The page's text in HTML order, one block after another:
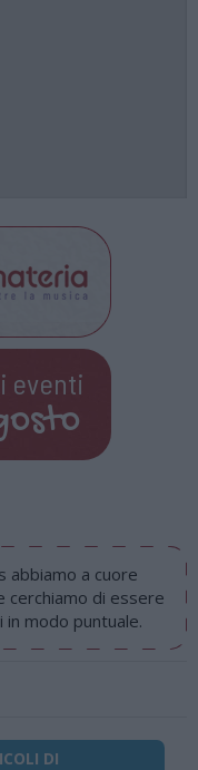
eventi
abbiamo a cuore
di essere
modo puntuale.
DI